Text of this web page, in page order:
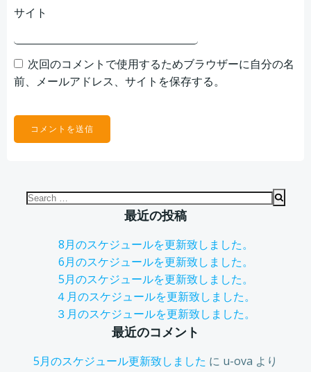
サイト
次回のコメントで使用するためブラウザーに自分の名
前、メールアドレス、サイトを保存する。
Search
最近の投稿
8月のスケジュールを更新致しました。
6月のスケジュールを更新致しました。
5月のスケジュールを更新致しました。
４月のスケジュールを更新致しました。
３月のスケジュールを更新致しました。
最近のコメント
5月のスケジュール更新致しました に u-ova より